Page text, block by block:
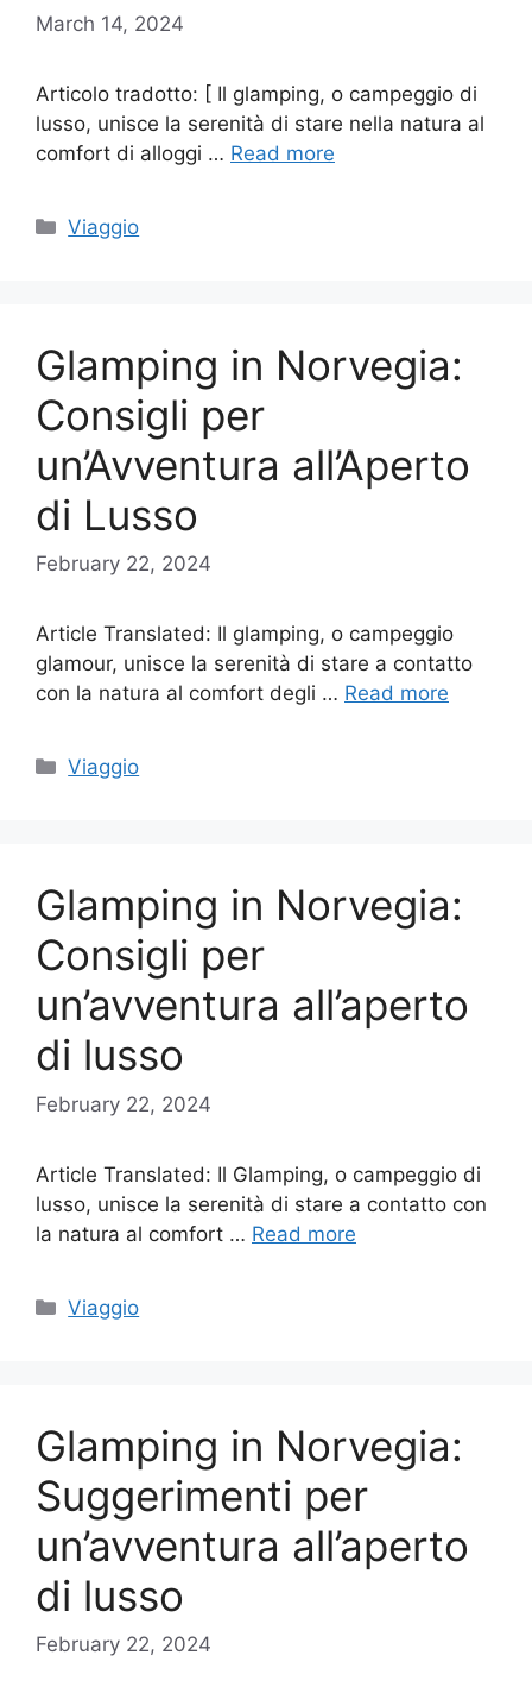
March 14, 2024
Articolo tradotto: [ Il glamping, o campeggio di
lusso, unisce la serenità di stare nella natura al
comfort di alloggi … Read more
Categories
Viaggio
Glamping in Norvegia:
Consigli per
un’Avventura all’Aperto
di Lusso
February 22, 2024
Article Translated: Il glamping, o campeggio
glamour, unisce la serenità di stare a contatto
con la natura al comfort degli … Read more
Categories
Viaggio
Glamping in Norvegia:
Consigli per
un’avventura all’aperto
di lusso
February 22, 2024
Article Translated: Il Glamping, o campeggio di
lusso, unisce la serenità di stare a contatto con
la natura al comfort … Read more
Categories
Viaggio
Glamping in Norvegia:
Suggerimenti per
un’avventura all’aperto
di lusso
February 22, 2024